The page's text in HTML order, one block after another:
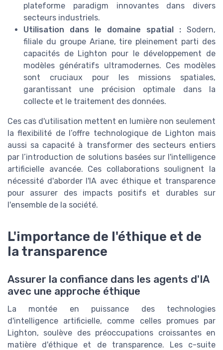
plateforme paradigm innovantes dans divers
secteurs industriels.
Utilisation dans le domaine spatial : Sodern,
filiale du groupe Ariane, tire pleinement parti des
capacités de Lighton pour le développement de
modèles génératifs ultramodernes. Ces modèles
sont cruciaux pour les missions spatiales,
garantissant une précision optimale dans la
collecte et le traitement des données.
Ces cas d'utilisation mettent en lumière non seulement
la flexibilité de l’offre technologique de Lighton mais
aussi sa capacité à transformer des secteurs entiers
par l’introduction de solutions basées sur l'intelligence
artificielle avancée. Ces collaborations soulignent la
nécessité d'aborder l'IA avec éthique et transparence
pour assurer des impacts positifs et durables sur
l'ensemble de la société.
L'importance de l'éthique et de
la transparence
Assurer la confiance dans les agents d'IA
avec une approche éthique
La montée en puissance des technologies
d'intelligence artificielle, comme celles promues par
Lighton, soulève des préoccupations croissantes en
matière d'éthique et de transparence. Les c-suite